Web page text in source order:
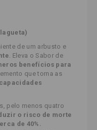
de um arbusto e
. Eleva o Sabor de
benefícios para
que torna as
pelo menos quatro
o risco de morte
de 40%.